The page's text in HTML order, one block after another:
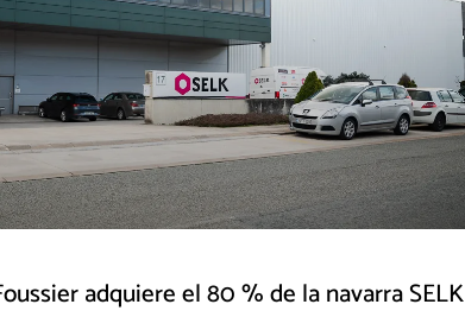
adquiere el 80 % de la navarra SELK